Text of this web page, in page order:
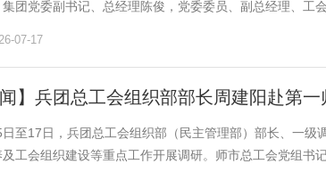
团党委副书记、总经理陈俊，党委委员、副总经理、工会
07-17
闻】兵团总工会组织部部长周建阳赴第
至17日，兵团总工会组织部（民主管理部）部长、一级
及工会组织建设等重点工作开展调研。师市总工会党组书